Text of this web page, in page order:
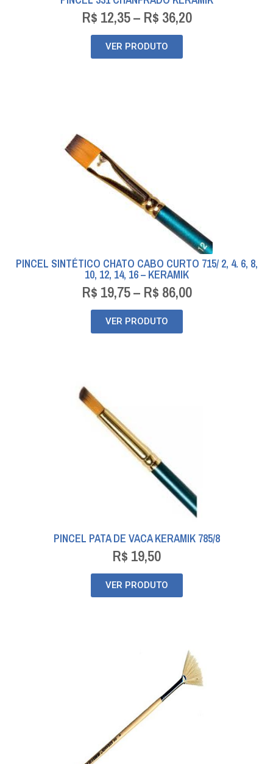
R$ 12,35– R$ 36,20
VER PRODUTO
PINCEL SINTÉTICO CHATO CABO CURTO 715/ 2, 4. 6, 8,
10, 12, 14, 16 – KERAMIK
R$ 19,75– R$ 86,00
VER PRODUTO
PINCEL PATA DE VACA KERAMIK 785/8
R$ 19,50
VER PRODUTO